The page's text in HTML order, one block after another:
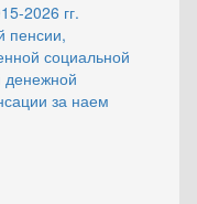
2026 гг.
пенсии,
социальной
за наем